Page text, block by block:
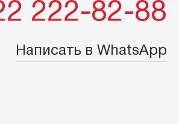
222-82-88
Написать в WhatsApp